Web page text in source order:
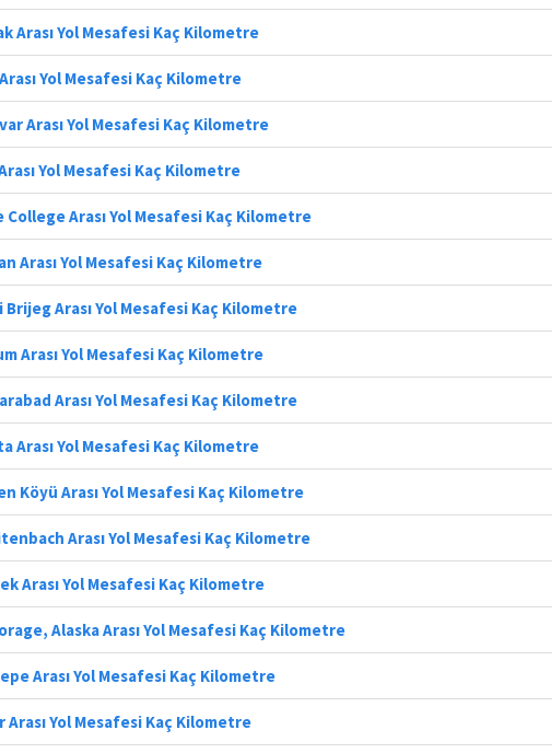
Arası Yol Mesafesi Kaç Kilometre
Yol Mesafesi Kaç Kilometre
Arası Yol Mesafesi Kaç Kilometre
Yol Mesafesi Kaç Kilometre
Arası Yol Mesafesi Kaç Kilometre
Arası Yol Mesafesi Kaç Kilometre
Arası Yol Mesafesi Kaç Kilometre
Arası Yol Mesafesi Kaç Kilometre
Arası Yol Mesafesi Kaç Kilometre
Arası Yol Mesafesi Kaç Kilometre
Köyü Arası Yol Mesafesi Kaç Kilometre
Arası Yol Mesafesi Kaç Kilometre
Arası Yol Mesafesi Kaç Kilometre
Alaska Arası Yol Mesafesi Kaç Kilometre
Arası Yol Mesafesi Kaç Kilometre
Yol Mesafesi Kaç Kilometre